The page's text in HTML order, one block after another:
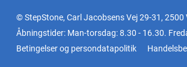
© StepStone, Carl Jacobsens Vej 29-31, 2500
Åbningstider: Man-torsdag: 8.30 - 16.30.
Betingelser og persondatapolitik